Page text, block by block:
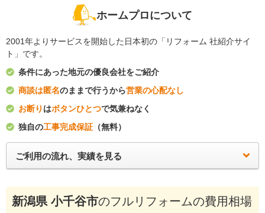
ホームプロについて
2001年よりサービスを開始した日本初の「リフォーム 社紹介サイ
ト」です。
条件にあった地元の優良会社をご紹介
商談は匿名のままで行うから営業の心配なし
お断り はボタンひとつで気兼ねなく
独自の工事完成保証 （無料）
ご利用の流れ、実績を見る
新潟県 小千谷市のフルリフォームの費用相場